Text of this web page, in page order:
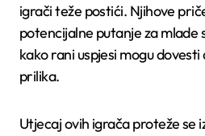
igrači teže postići. Njihove
potencijalne putanje za mlade
kako rani uspjesi mogu
prilika.
Utjecaj ovih igrača proteže se